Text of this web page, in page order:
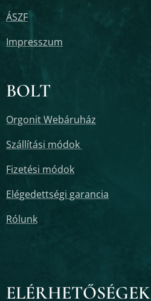
ÁSZF
Impresszum
BOLT
Orgonit Webáruház
Szállítási módok
Fizetési módok
Elégedettségi garancia
Rólunk
ELÉRHETŐSÉGEK